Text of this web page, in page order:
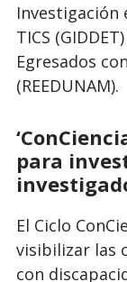
Investigación
TICS
Egresados
(REEDUNAM).
para
El Ciclo
visibilizar las
con